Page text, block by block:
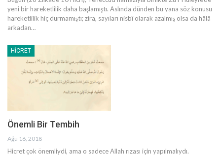
yeni bir hareketlilik daha başlamıştı. Aslında dünden bu yana söz konusu
hareketlilik hiç durmamıştı; zira, sayıları nisbî olarak azalmış olsa da hâlâ
arkadan…
HICRET
Önemli Bir Tembih
Ağu 16, 2018
Hicret çok önemliydi, ama o sadece Allah rızası için yapılmalıydı.